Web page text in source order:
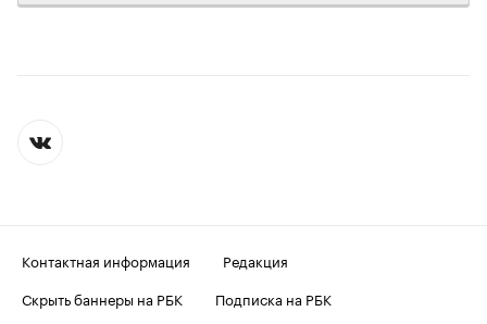
Контактная информация
Редакция
Скрыть баннеры на РБК
Подписка на РБК